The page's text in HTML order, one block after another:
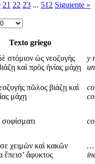
21 22 23 ... 512 Siguiente »
Texto griego
στόμιον ὡς νεοζυγὴς
καὶ πρὸς ἡνίας μάχῃ
y
πῶλος βιάζῃ καὶ
μάχῃ
σοφίσματι
χειμὼν καὶ κακῶν
ἔπεισ’ ἄφυκτος
…